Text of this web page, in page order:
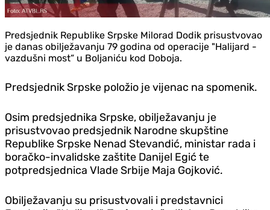
Predsjednik Republike Srpske Milorad Dodik prisustvovao
je danas obilježavanju 79 godina od operacije "Halijard -
vazdušni most“ u Boljaniću kod Doboja.
Predsjednik Srpske položio je vijenac na spomenik.
Osim predsjednika Srpske, obilježavanju je
prisustvovao predsjednik Narodne skupštine
Republike Srpske Nenad Stevandić, ministar rada i
boračko-invalidske zaštite Danijel Egić te
potpredsjednica Vlade Srbije Maja Gojković.
Obilježavanju su prisustvovali i predstavnici